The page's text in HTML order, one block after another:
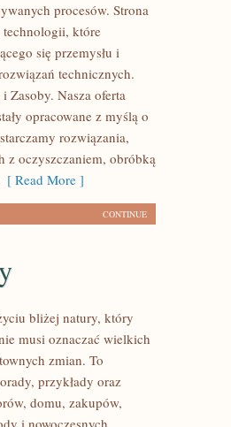
procesów. Strona
technologii, które
się przemysłu i
technicznych.
Zasoby. Nasza oferta
opracowane z myślą o
rozwiązania,
z oczyszczaniem, obróbką
[ Read More ]
CONTINUE
bliżej natury, który
musi oznaczać wielkich
zmian. To
przykłady oraz
domu, zakupów,
i nowoczesnych